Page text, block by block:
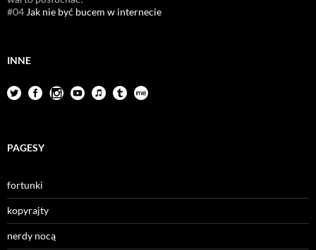
#04 Jak nie być bucem w internecie
INNE
PAGESY
fortunki
kopyrajty
nerdy nocą